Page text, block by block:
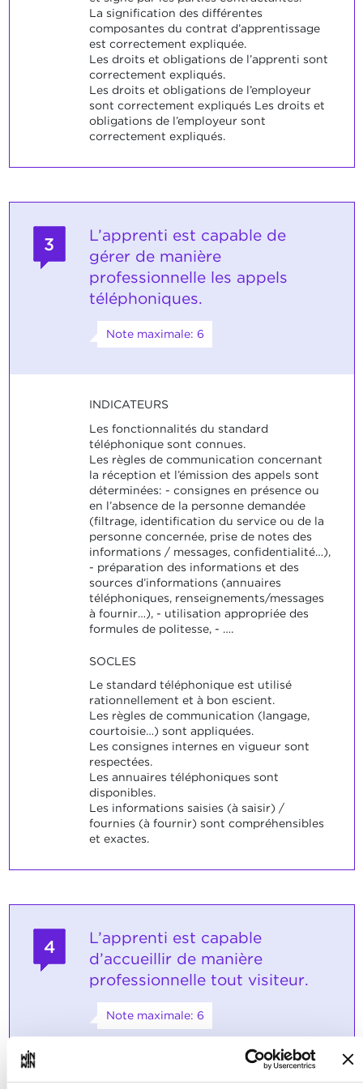
La signification des différentes
composantes du contrat d’apprentissage
est correctement expliquée.
Les droits et obligations de l’apprenti sont
correctement expliqués.
Les droits et obligations de l’employeur
sont correctement expliqués Les droits et
obligations de l’employeur sont
correctement expliqués.
3
L’apprenti est capable de
gérer de manière
professionnelle les appels
téléphoniques.
Note maximale: 6
INDICATEURS
Les fonctionnalités du standard
téléphonique sont connues.
Les règles de communication concernant
la réception et l’émission des appels sont
déterminées: - consignes en présence ou
en l’absence de la personne demandée
(filtrage, identification du service ou de la
personne concernée, prise de notes des
informations / messages, confidentialité…),
- préparation des informations et des
sources d’informations (annuaires
téléphoniques, renseignements/messages
à fournir…), - utilisation appropriée des
formules de politesse, - ….
SOCLES
Le standard téléphonique est utilisé
rationnellement et à bon escient.
Les règles de communication (langage,
courtoisie…) sont appliquées.
Les consignes internes en vigueur sont
respectées.
Les annuaires téléphoniques sont
disponibles.
Les informations saisies (à saisir) /
fournies (à fournir) sont compréhensibles
et exactes.
4
L’apprenti est capable
d’accueillir de manière
professionnelle tout visiteur.
Note maximale: 6
INDICATEURS